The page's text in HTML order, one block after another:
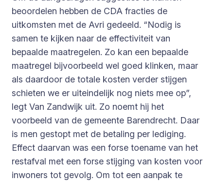
beoordelen hebben de CDA fracties de
uitkomsten met de Avri gedeeld. “Nodig is
samen te kijken naar de effectiviteit van
bepaalde maatregelen. Zo kan een bepaalde
maatregel bijvoorbeeld wel goed klinken, maar
als daardoor de totale kosten verder stijgen
schieten we er uiteindelijk nog niets mee op”,
legt Van Zandwijk uit. Zo noemt hij het
voorbeeld van de gemeente Barendrecht. Daar
is men gestopt met de betaling per lediging.
Effect daarvan was een forse toename van het
restafval met een forse stijging van kosten voor
inwoners tot gevolg. Om tot een aanpak te